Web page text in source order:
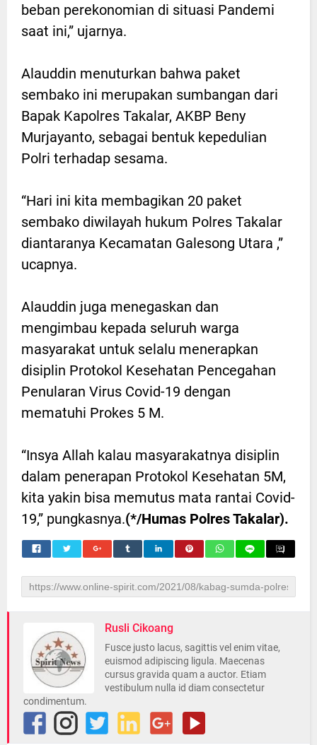
beban perekonomian di situasi Pandemi
saat ini,” ujarnya.
Alauddin menuturkan bahwa paket
sembako ini merupakan sumbangan dari
Bapak Kapolres Takalar, AKBP Beny
Murjayanto, sebagai bentuk kepedulian
Polri terhadap sesama.
“Hari ini kita membagikan 20 paket
sembako diwilayah hukum Polres Takalar
diantaranya Kecamatan Galesong Utara ,”
ucapnya.
Alauddin juga menegaskan dan
mengimbau kepada seluruh warga
masyarakat untuk selalu menerapkan
disiplin Protokol Kesehatan Pencegahan
Penularan Virus Covid-19 dengan
mematuhi Prokes 5 M.
“Insya Allah kalau masyarakatnya disiplin
dalam penerapan Protokol Kesehatan 5M,
kita yakin bisa memutus mata rantai Covid-
19,” pungkasnya.(*/Humas Polres Takalar).
Rusli Cikoang
Fusce justo lacus, sagittis vel enim vitae,
euismod adipiscing ligula. Maecenas
cursus gravida quam a auctor. Etiam
vestibulum nulla id diam consectetur
condimentum.